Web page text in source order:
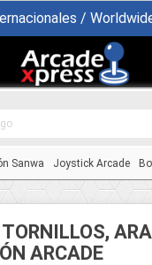
/
Sanwa Joystick Arcade
ARCADE